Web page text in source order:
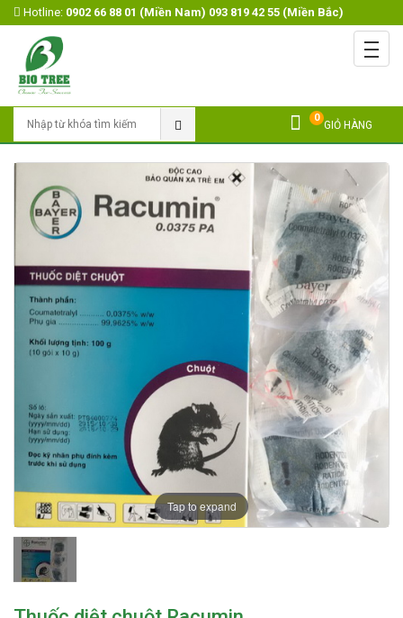
Menu
Trang chủ
Giới Thiệu
Sản Phẩm
Tin Tức
Liên Hệ
Hotline: 0902 66 88 01 (Miền Nam) 093 819 42 55 (Miền Bắc)
0
GIỎ HÀNG
Tap to expand